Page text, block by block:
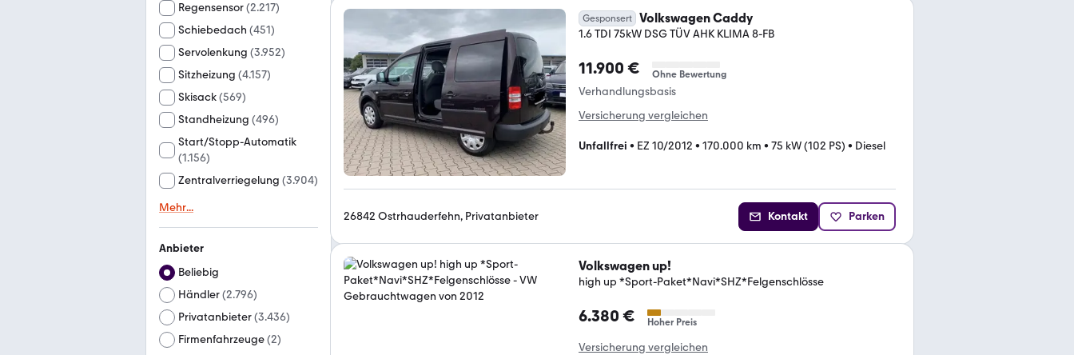
Regensensor(2.217)
Schiebedach (451)
Servolenkung (3.952)
Sitzheizung (4.157)
Skisack(569)
Standheizung (496)
Start/Stopp-Automatik
(1.156)
Zentralverriegelung (3.904)
Mehr...
Anbieter
Beliebig
Händler(2.796)
Privatanbieter(3.436)
Firmenfahrzeuge(2)
Gesponsert Volkswagen Caddy
1.6 TDI 75kW DSG TÜV AHK KLIMA 8-FB
11.900 € Ohne Bewertung
Verhandlungsbasis
Versicherung vergleichen
Unfallfrei • EZ 10/2012 • 170.000 km • 75 kW (102 PS) • Diesel
26842 Ostrhauderfehn, Privatanbieter Kontakt Parken
Volkswagen up!
high up *Sport-Paket*Navi*SHZ*Felgenschlösse
6.380 € Hoher Preis
Versicherung vergleichen